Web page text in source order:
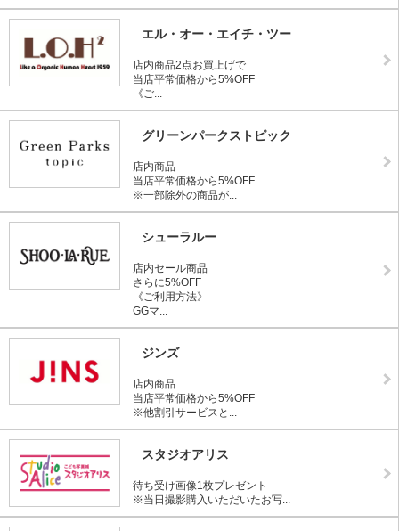
エル・オー・エイチ・ツー
店内商品2点お買上げで
当店平常価格から5%OFF
《ご...
グリーンパークストピック
店内商品
当店平常価格から5%OFF
※一部除外の商品が...
シューラルー
店内セール商品
さらに5%OFF
《ご利用方法》
GGマ...
ジンズ
店内商品
当店平常価格から5%OFF
※他割引サービスと...
スタジオアリス
待ち受け画像1枚プレゼント
※当日撮影購入いただいたお写...